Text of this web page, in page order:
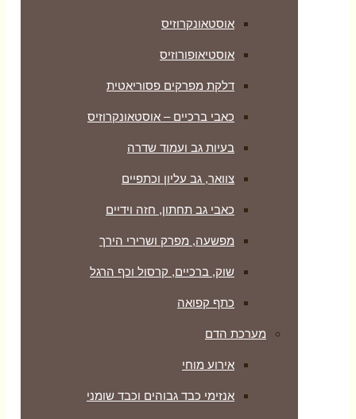
אוסטאונקרוזיס
אוסטיאופורוזיס
דלקת מפרקים פסוריאטית
כאבי ברכיים – אוסטאונקרוזיס
בעיות גב ועמוד שדרה
צוואר, גב עליון וכתפיים
כאבי גב תחתון, חזה וידיים
מפשעה, מפרק ושרירי הירך
שוק, ברכיים, קרסול וכף הרגל
כתף קפואה
מערכת הדם
אירוע מוחי
אנזימי כבד גבוהים וכבד שומני